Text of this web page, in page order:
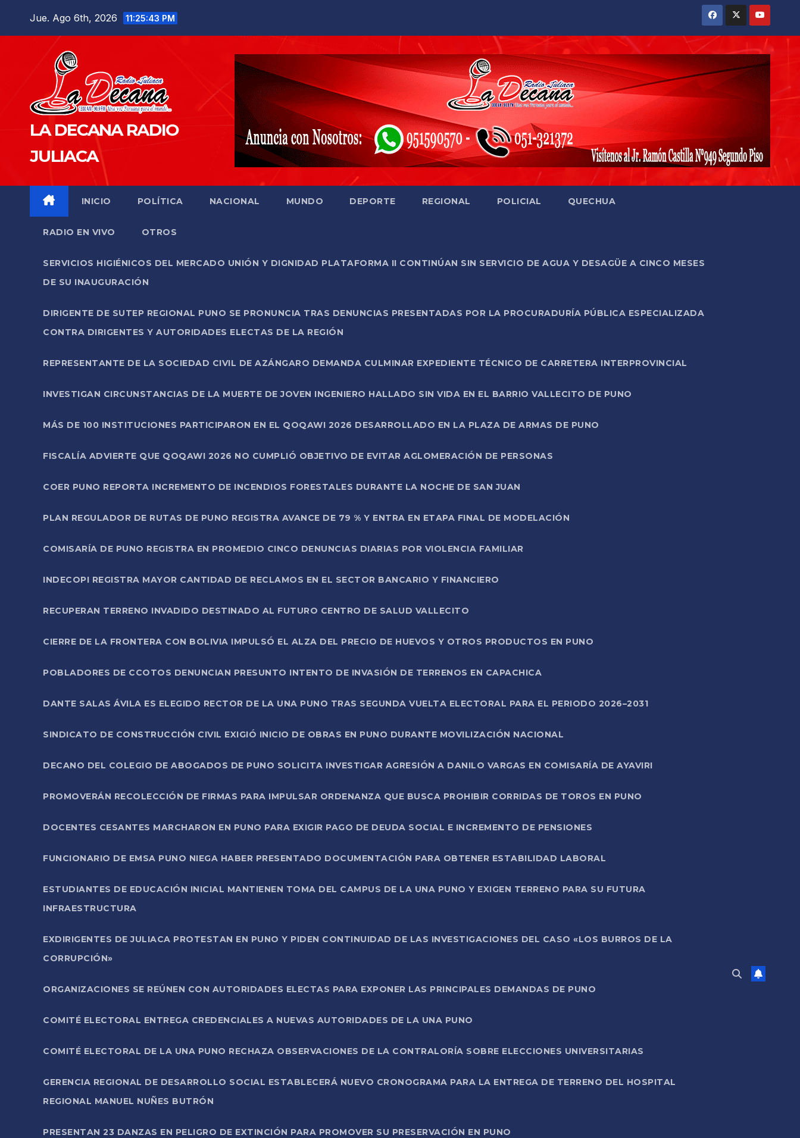
Jue. Ago 6th, 2026 11:25:44 PM
LA DECANA RADIO
JULIACA
INICIO POLÍTICA NACIONAL MUNDO DEPORTE REGIONAL POLICIAL QUECHUA
RADIO EN VIVO OTROS
SERVICIOS HIGIÉNICOS DEL MERCADO UNIÓN Y DIGNIDAD PLATAFORMA II CONTINÚAN SIN SERVICIO DE AGUA Y DESAGÜE A CINCO MESES
DE SU INAUGURACIÓN
DIRIGENTE DE SUTEP REGIONAL PUNO SE PRONUNCIA TRAS DENUNCIAS PRESENTADAS POR LA PROCURADURÍA PÚBLICA ESPECIALIZADA
CONTRA DIRIGENTES Y AUTORIDADES ELECTAS DE LA REGIÓN
REPRESENTANTE DE LA SOCIEDAD CIVIL DE AZÁNGARO DEMANDA CULMINAR EXPEDIENTE TÉCNICO DE CARRETERA INTERPROVINCIAL
INVESTIGAN CIRCUNSTANCIAS DE LA MUERTE DE JOVEN INGENIERO HALLADO SIN VIDA EN EL BARRIO VALLECITO DE PUNO
MÁS DE 100 INSTITUCIONES PARTICIPARON EN EL QOQAWI 2026 DESARROLLADO EN LA PLAZA DE ARMAS DE PUNO
FISCALÍA ADVIERTE QUE QOQAWI 2026 NO CUMPLIÓ OBJETIVO DE EVITAR AGLOMERACIÓN DE PERSONAS
COER PUNO REPORTA INCREMENTO DE INCENDIOS FORESTALES DURANTE LA NOCHE DE SAN JUAN
PLAN REGULADOR DE RUTAS DE PUNO REGISTRA AVANCE DE 79 % Y ENTRA EN ETAPA FINAL DE MODELACIÓN
COMISARÍA DE PUNO REGISTRA EN PROMEDIO CINCO DENUNCIAS DIARIAS POR VIOLENCIA FAMILIAR
INDECOPI REGISTRA MAYOR CANTIDAD DE RECLAMOS EN EL SECTOR BANCARIO Y FINANCIERO
RECUPERAN TERRENO INVADIDO DESTINADO AL FUTURO CENTRO DE SALUD VALLECITO
CIERRE DE LA FRONTERA CON BOLIVIA IMPULSÓ EL ALZA DEL PRECIO DE HUEVOS Y OTROS PRODUCTOS EN PUNO
POBLADORES DE CCOTOS DENUNCIAN PRESUNTO INTENTO DE INVASIÓN DE TERRENOS EN CAPACHICA
DANTE SALAS ÁVILA ES ELEGIDO RECTOR DE LA UNA PUNO TRAS SEGUNDA VUELTA ELECTORAL PARA EL PERIODO 2026–2031
SINDICATO DE CONSTRUCCIÓN CIVIL EXIGIÓ INICIO DE OBRAS EN PUNO DURANTE MOVILIZACIÓN NACIONAL
DECANO DEL COLEGIO DE ABOGADOS DE PUNO SOLICITA INVESTIGAR AGRESIÓN A DANILO VARGAS EN COMISARÍA DE AYAVIRI
PROMOVERÁN RECOLECCIÓN DE FIRMAS PARA IMPULSAR ORDENANZA QUE BUSCA PROHIBIR CORRIDAS DE TOROS EN PUNO
DOCENTES CESANTES MARCHARON EN PUNO PARA EXIGIR PAGO DE DEUDA SOCIAL E INCREMENTO DE PENSIONES
FUNCIONARIO DE EMSA PUNO NIEGA HABER PRESENTADO DOCUMENTACIÓN PARA OBTENER ESTABILIDAD LABORAL
ESTUDIANTES DE EDUCACIÓN INICIAL MANTIENEN TOMA DEL CAMPUS DE LA UNA PUNO Y EXIGEN TERRENO PARA SU FUTURA
INFRAESTRUCTURA
EXDIRIGENTES DE JULIACA PROTESTAN EN PUNO Y PIDEN CONTINUIDAD DE LAS INVESTIGACIONES DEL CASO «LOS BURROS DE LA
CORRUPCIÓN»
ORGANIZACIONES SE REÚNEN CON AUTORIDADES ELECTAS PARA EXPONER LAS PRINCIPALES DEMANDAS DE PUNO
COMITÉ ELECTORAL ENTREGA CREDENCIALES A NUEVAS AUTORIDADES DE LA UNA PUNO
COMITÉ ELECTORAL DE LA UNA PUNO RECHAZA OBSERVACIONES DE LA CONTRALORÍA SOBRE ELECCIONES UNIVERSITARIAS
GERENCIA REGIONAL DE DESARROLLO SOCIAL ESTABLECERÁ NUEVO CRONOGRAMA PARA LA ENTREGA DE TERRENO DEL HOSPITAL
REGIONAL MANUEL NUÑES BUTRÓN
PRESENTAN 23 DANZAS EN PELIGRO DE EXTINCIÓN PARA PROMOVER SU PRESERVACIÓN EN PUNO